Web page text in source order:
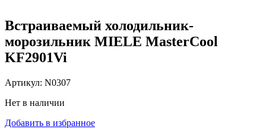
Встраиваемый холодильник-
морозильник MIELE MasterCool
KF2901Vi
Артикул: N0307
Нет в наличии
Добавить в избранное